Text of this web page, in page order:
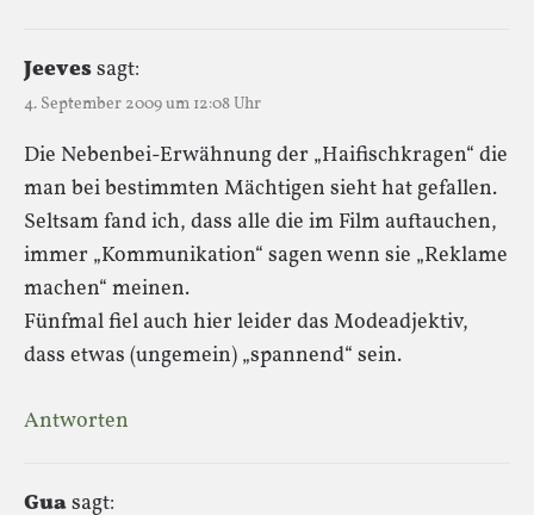
Jeevessagt:
4. September 2009 um 12:08 Uhr
Die Nebenbei-Erwähnung der „Haifischkragen“ die
man bei bestimmten Mächtigen sieht hat gefallen.
Seltsam fand ich, dass alle die im Film auftauchen,
immer „Kommunikation“ sagen wenn sie „Reklame
machen“ meinen.
Fünfmal fiel auch hier leider das Modeadjektiv,
dass etwas (ungemein) „spannend“ sein.
Antworten
Guasagt: